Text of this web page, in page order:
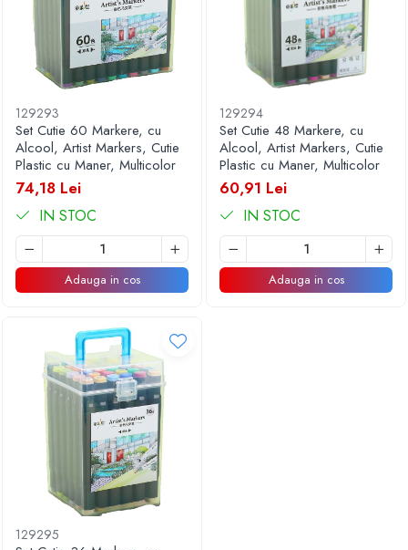
Articole pentru Iluminat
Corpuri de iluminat
Lampi de veghe
Articole si, Echipamente pentru
Transport şi Ridicat
Pelerine, Umbrele si Accesorii
Videoproiectoare
129293
Set Cutie 60 Markere, cu
Alcool, Artist Markers, Cutie
Plastic cu Maner, Multicolor
74,18 Lei
IN STOC
Adauga in cos
129294
Set Cutie 48 Markere, cu
Alcool, Artist Markers, Cutie
Plastic cu Maner, Multicolor
60,91 Lei
IN STOC
Adauga in cos
129295